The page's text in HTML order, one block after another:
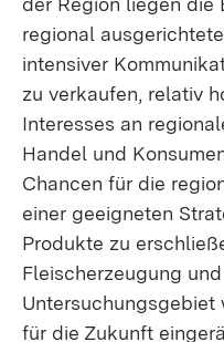
regional
intensiver
zu verkaufen, relativ
Interesses an
Handel und
Chancen für die
einer geeigneten
Produkte zu
Fleischerzeugung
Untersuchungsgebiet
für die Zukunft